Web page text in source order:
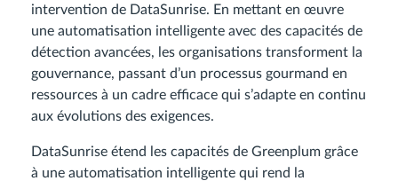
intervention de DataSunrise. En mettant en œuvre
une automatisation intelligente avec des capacités de
détection avancées, les organisations transforment la
gouvernance, passant d’un processus gourmand en
ressources à un cadre efficace qui s’adapte en continu
aux évolutions des exigences.
DataSunrise étend les capacités de Greenplum grâce
à une automatisation intelligente qui rend la